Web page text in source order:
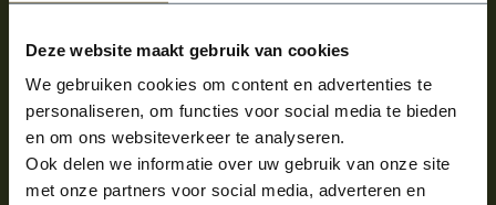
Deze website maakt gebruik van cookies
We gebruiken cookies om content en advertenties te
personaliseren, om functies voor social media te bieden
en om ons websiteverkeer te analyseren.
Ook delen we informatie over uw gebruik van onze site
met onze partners voor social media, adverteren en